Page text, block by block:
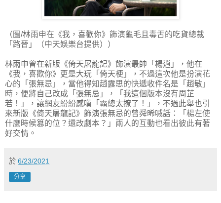
（圖/林雨申在《我，喜歡你》飾演龜毛且毒舌的吃貨總裁
「路晉」（中天娛樂台提供））
林雨申曾在新版《倚天屠龍記》飾演最帥「楊逍」，他在
《我，喜歡你》更是大玩「倚天梗」，不過這次他是扮演花
心的「張無忌」，當他得知趙露思的快遞收件名是「趙敏」
時，便將自己改成「張無忌」，「我這個版本沒有周芷
若！」，讓網友紛紛感嘆「霸總太撩了！」，不過此舉也引
來新版《倚天屠龍記》飾演張無忌的曾舜晞喊話：「楊左使
什麼時候篡的位？還改劇本？」兩人的互動也看出彼此有著
好交情。
於 6/23/2021
分享